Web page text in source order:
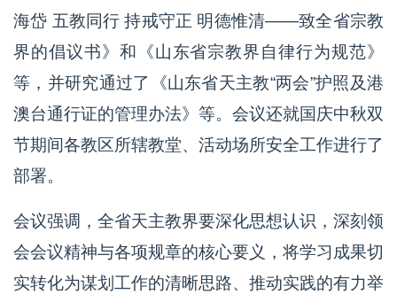
海岱 五教同行 持戒守正 明德惟清——致全省宗教
界的倡议书》和《山东省宗教界自律行为规范》
等，并研究通过了《山东省天主教“两会”护照及港
澳台通行证的管理办法》等。会议还就国庆中秋双
节期间各教区所辖教堂、活动场所安全工作进行了
部署。
会议强调，全省天主教界要深化思想认识，深刻领
会会议精神与各项规章的核心要义，将学习成果切
实转化为谋划工作的清晰思路、推动实践的有力举